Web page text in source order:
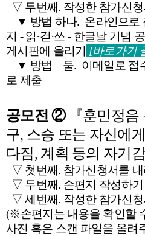
▽ 두번째. 작성한 참가신청
▼ 방법 하나. 온라인으로
지 - 읽·걷·쓰 - 한글날 기념
게시판에 올리기
[바로가기
▼ 방법 둘. 이메일로 접수
로 제출
공모전 ②
『훈민정
구, 스승 또는 자신에
다짐, 계획 등의 자기
▽ 첫번째. 참가신청서를 내
▽ 두번째. 손편지 작성하기
▽ 세번째. 작성한 참가신청
(※손편지는 내용을 확인할
사진 혹은 스캔 파일을 올려